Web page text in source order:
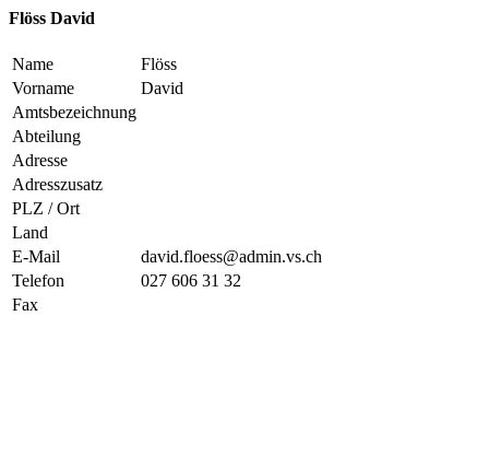
Flöss David
Name
Flöss
Vorname
David
Amtsbezeichnung
Abteilung
Adresse
Adresszusatz
PLZ / Ort
Land
E-Mail
david.floess@admin.vs.ch
Telefon
027 606 31 32
Fax